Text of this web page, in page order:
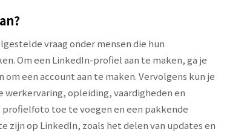
vraag onder mensen die hun
Om een LinkedIn-profiel aan te maken, ga je
een account aan te maken. Vervolgens kun je
opleiding, vaardigheden en
toe te voegen en een pakkende
zijn op LinkedIn, zoals het delen van updates en